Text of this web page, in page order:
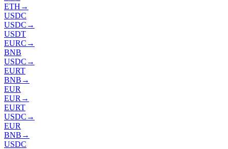
ETH →
USDC
USDC →
USDT
EURC →
BNB
USDC →
EURT
BNB →
EUR
EUR →
EURT
USDC →
EUR
BNB →
USDC